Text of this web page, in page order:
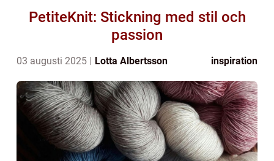
PetiteKnit: Stickning med stil och
passion
03 augusti 2025 Lotta Albertsson inspiration